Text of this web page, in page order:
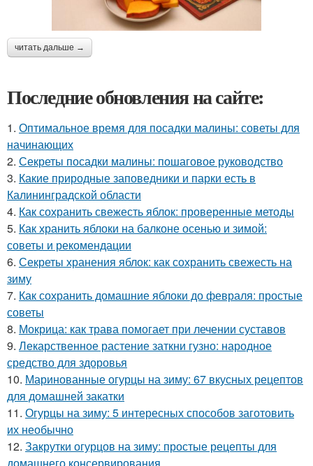
читать дальше →
Последние обновления на сайте:
1. Оптимальное время для посадки малины: советы для
начинающих
2. Секреты посадки малины: пошаговое руководство
3. Какие природные заповедники и парки есть в
Калининградской области
4. Как сохранить свежесть яблок: проверенные методы
5. Как хранить яблоки на балконе осенью и зимой:
советы и рекомендации
6. Секреты хранения яблок: как сохранить свежесть на
зиму
7. Как сохранить домашние яблоки до февраля: простые
советы
8. Мокрица: как трава помогает при лечении суставов
9. Лекарственное растение заткни гузно: народное
средство для здоровья
10. Маринованные огурцы на зиму: 67 вкусных рецептов
для домашней закатки
11. Огурцы на зиму: 5 интересных способов заготовить
их необычно
12. Закрутки огурцов на зиму: простые рецепты для
домашнего консервирования